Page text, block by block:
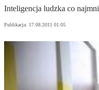
Inteligencja ludzka co
Publikacja: 17.08.2011 01:05